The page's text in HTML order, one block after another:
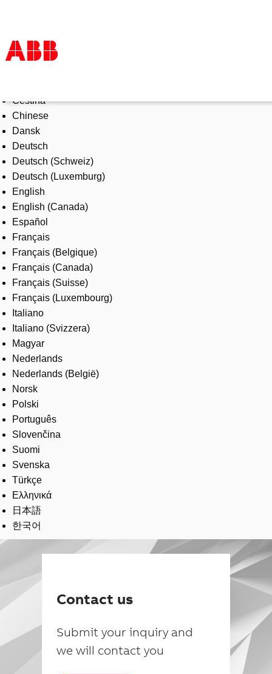
Products & Solutions
Industries
Services
About us
Where to buy
Contact us
Careers
Čeština
Chinese
Dansk
Deutsch
Deutsch (Schweiz)
Deutsch (Luxemburg)
English
English (Canada)
Español
Français
Français (Belgique)
Français (Canada)
Français (Suisse)
Français (Luxembourg)
Italiano
Italiano (Svizzera)
Magyar
Nederlands
Nederlands (België)
Norsk
Polski
Português
Slovenčina
Suomi
Svenska
Türkçe
Ελληνικά
日本語
한국어
Contact us
Submit your inquiry and
we will contact you